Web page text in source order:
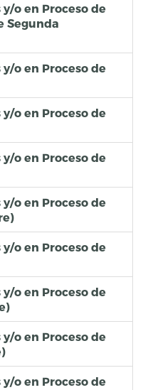
o en Proceso de
Segunda
o en Proceso de
o en Proceso de
o en Proceso de
o en Proceso de
o en Proceso de
o en Proceso de
o en Proceso de
o en Proceso de